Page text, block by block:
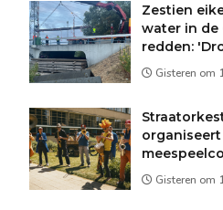
Zestien
water in de
redden:
Gisteren om
Gisteren om